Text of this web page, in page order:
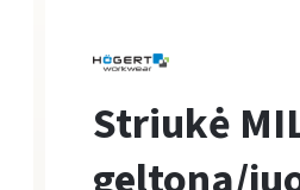
Striukė